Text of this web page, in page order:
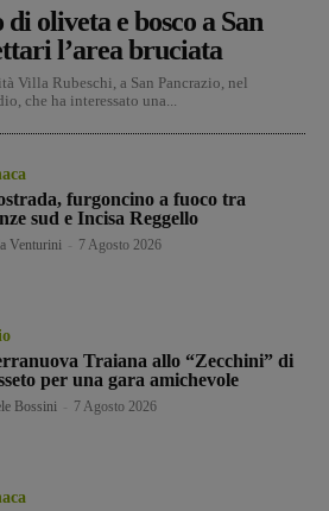
oliveta e bosco a San
l’area bruciata
Villa Rubeschi, a San Pancrazio, nel
che ha interessato una...
furgoncino a fuoco tra
sud e Incisa Reggello
Venturini 7 Agosto 2026
Traiana allo “Zecchini” di
per una gara amichevole
Bossini 7 Agosto 2026